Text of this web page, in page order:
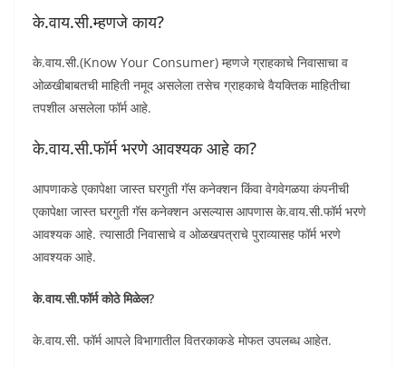
के.वाय.सी.म्हणजे काय?
के.वाय.सी.(Know Your Consumer) म्हणजे ग्राहकाचे निवासाचा व
ओळखीबाबतची माहिती नमूद असलेला तसेच ग्राहकाचे वैयक्तिक माहितीचा
तपशील असलेला फॉर्म आहे.
के.वाय.सी.फॉर्म भरणे आवश्यक आहे का?
आपणाकडे एकापेक्षा जास्त घरगुती गॅस कनेक्शन किंवा वेगवेगळया कंपनीची
एकापेक्षा जास्त घरगुती गॅस कनेक्शन असल्यास आपणास के.वाय.सी.फॉर्म भरणे
आवश्यक आहे. त्यासाठी निवासाचे व ओळखपत्राचे पुराव्यासह फॉर्म भरणे
आवश्यक आहे.
के.वाय.सी.फॉर्म कोठे मिळेल?
के.वाय.सी. फॉर्म आपले विभागातील वितरकाकडे मोफत उपलब्ध आहेत.